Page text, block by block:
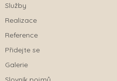
Služby
Realizace
Reference
Přidejte se
Galerie